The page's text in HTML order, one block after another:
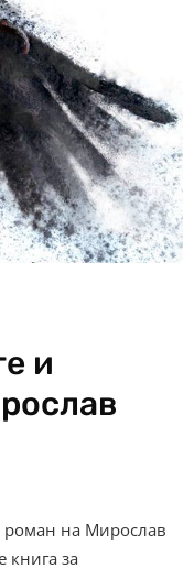
и
роман на Мирослав
книга за